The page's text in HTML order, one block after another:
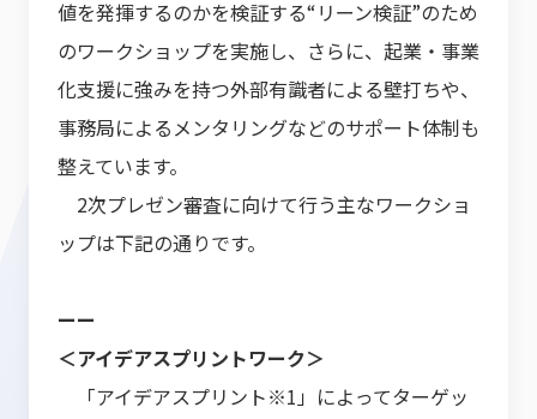
値を発揮するのかを検証する“リーン検証”のため
のワークショップを実施し、さらに、起業・事業
化支援に強みを持つ外部有識者による壁打ちや、
事務局によるメンタリングなどのサポート体制も
整えています。
2次プレゼン審査に向けて行う主なワークショ
ップは下記の通りです。
ーー
＜アイデアスプリントワーク＞
「アイデアスプリント※1」によってターゲッ